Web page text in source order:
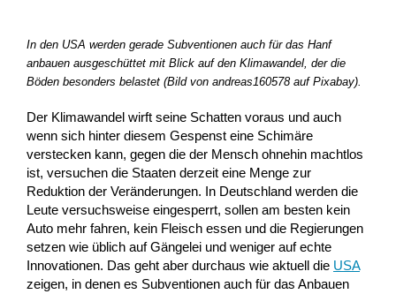
In den USA werden gerade Subventionen auch für das Hanf
anbauen ausgeschüttet mit Blick auf den Klimawandel, der die
Böden besonders belastet (Bild von andreas160578 auf Pixabay).
Der Klimawandel wirft seine Schatten voraus und auch
wenn sich hinter diesem Gespenst eine Schimäre
verstecken kann, gegen die der Mensch ohnehin machtlos
ist, versuchen die Staaten derzeit eine Menge zur
Reduktion der Veränderungen. In Deutschland werden die
Leute versuchsweise eingesperrt, sollen am besten kein
Auto mehr fahren, kein Fleisch essen und die Regierungen
setzen wie üblich auf Gängelei und weniger auf echte
Innovationen. Das geht aber durchaus wie aktuell die USA
zeigen, in denen es Subventionen auch für das Anbauen